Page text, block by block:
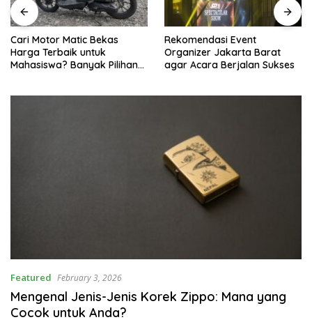
Motor Matic Bekas
Terbaik untuk
Banyak Pilihan
Rekomendasi Event
Organizer Jakarta Barat
agar Acara Berjalan Sukses
Featured February 3, 2026
Mengenal Jenis-Jenis Korek Zippo: Mana yang
Cocok untuk Anda?